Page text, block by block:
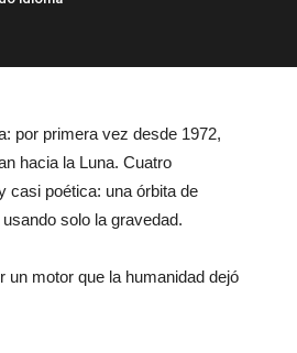
por primera vez desde 1972,
hacia la Luna. Cuatro
casi poética: una órbita de
solo la gravedad.
un motor que la humanidad dejó